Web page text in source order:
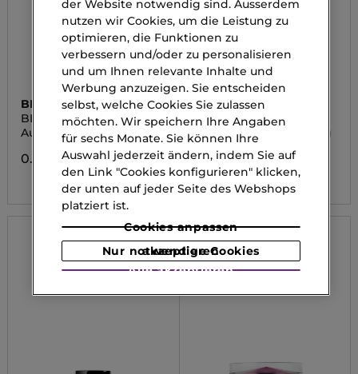
BIOTHERM
BLUE PRO RETINOL
Augenpflege
0.00 CHF
TEAOLOGY
TEAOLOGY MATCHA
Matcha Tee Ultrafirming
Augencreme
0.00 CHF
der Website notwendig sind. Ausserdem
nutzen wir Cookies, um die Leistung zu
optimieren, die Funktionen zu
verbessern und/oder zu personalisieren
und um Ihnen relevante Inhalte und
Werbung anzuzeigen. Sie entscheiden
selbst, welche Cookies Sie zulassen
möchten. Wir speichern Ihre Angaben
für sechs Monate. Sie können Ihre
Auswahl jederzeit ändern, indem Sie auf
den Link "Cookies konfigurieren" klicken,
der unten auf jeder Seite des Webshops
platziert ist.
Cookies anpassen
Nur notwendige Cookies akzeptieren
Alle akzeptieren